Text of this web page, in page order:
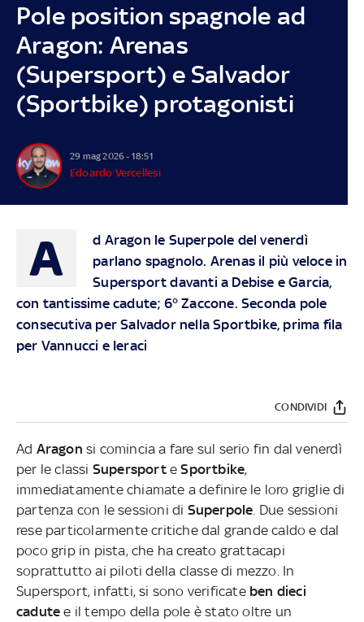
Pole position spagnole ad
Aragon: Arenas
(Supersport) e Salvador
(Sportbike) protagonisti
29 mag 2026 - 18:51
Edoardo Vercellesi
A
d Aragon le Superpole del venerdì
parlano spagnolo. Arenas il più veloce in
Supersport davanti a Debise e Garcia,
con tantissime cadute; 6° Zaccone. Seconda pole
consecutiva per Salvador nella Sportbike, prima fila
per Vannucci e Ieraci
CONDIVIDI
Ad Aragonsi comincia a fare sul serio fin dal venerdì
per le classi SupersporteSportbike,
immediatamente chiamate a definire le loro griglie di
partenza con le sessioni di Superpole . Due sessioni
rese particolarmente critiche dal grande caldo e dal
poco grip in pista, che ha creato grattacapi
soprattutto ai piloti della classe di mezzo. In
Supersport, infatti, si sono verificate ben dieci
cadutee il tempo della pole è stato oltre un